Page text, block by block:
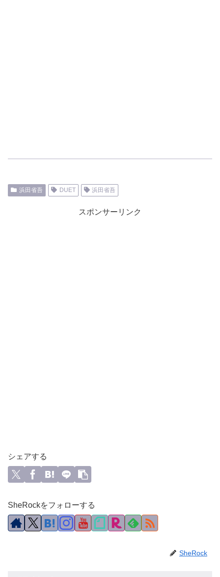
浜田省吾 DUET 浜田省吾
スポンサーリンク
シェアする
SheRockをフォローする
SheRock